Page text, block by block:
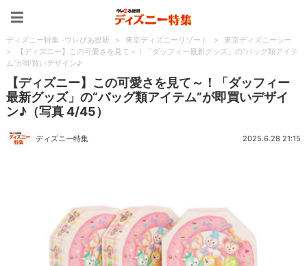
ディズニー特集 -ウレぴあ総研 > 東京ディズニーリゾート >
東京ディズニーシー
>
【ディズニー】この可愛さを見て～！「ダッフィー最新グッズ」の“バッグ類アイテ
ム”が即買いデザイン♪
【ディズニー】この可愛さを見て～！「ダッフィー
最新グッズ」の“バッグ類アイテム”が即買いデザイ
ン♪（写真 4/45）
ディズニー特集 2025.6.28 21:15